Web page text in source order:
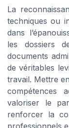
La
techniques ou
dans
les dossiers
documents
de véritables
travail. Mettre
compétences
valoriser le
renforcer la